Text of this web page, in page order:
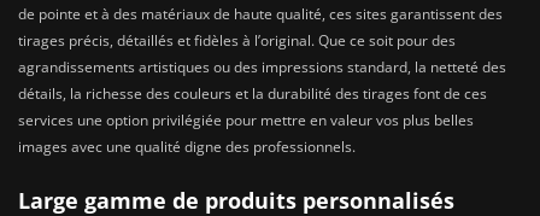
de pointe et à des matériaux de haute qualité, ces sites garantissent des
tirages précis, détaillés et fidèles à l’original. Que ce soit pour des
agrandissements artistiques ou des impressions standard, la netteté des
détails, la richesse des couleurs et la durabilité des tirages font de ces
services une option privilégiée pour mettre en valeur vos plus belles
images avec une qualité digne des professionnels.
Large gamme de produits personnalisés